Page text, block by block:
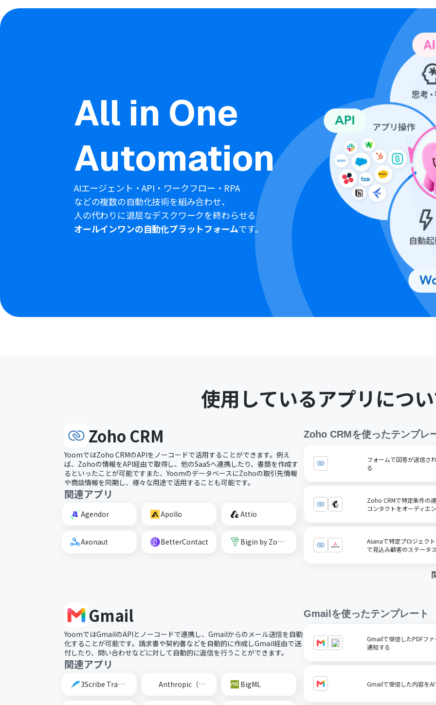
All in One
Automation
AIエージェント・API・ワークフロー・RPA
などの複数の自動化技術を組み合わせ、
人の代わりに退屈なデスクワークを終わらせる
オールインワンの自動化プラットフォームです。
使用しているアプリにつ
Zoho CRM
YoomではZoho CRMのAPIをノーコードで活用することができます。例え
ば、Zohoの情報をAPI経由で取得し、他のSaaSへ連携したり、書類を作成す
るといったことが可能ですまた、YoomのデータベースにZohoの取引先情報
や商談情報を同期し、様々な用途で活用することも可能です。
関連アプリ
Agendor Apollo Attio
Axonaut BetterContact Bigin by Zoho CRM
Zoho CRMを使ったテンプレ
フォームで回答が送信さ
る
Zoho CRMで特定条件の
コンタクトをオーディエ
Asanaで特定プロジェク
で見込み顧客のステータ
Gmail
YoomではGmailのAPIとノーコードで連携し、Gmailからのメール送信を自動
化することが可能です。請求書や契約書などを自動的に作成しGmail経由で送
付したり、問い合わせなどに対して自動的に返信を行うことができます。
関連アプリ
3Scribe Transcription Anthropic（Claude） BigML
Gmail を使ったテンプレート
Gmailで受信したPDFフ
通知する
Gmailで受信した内容を